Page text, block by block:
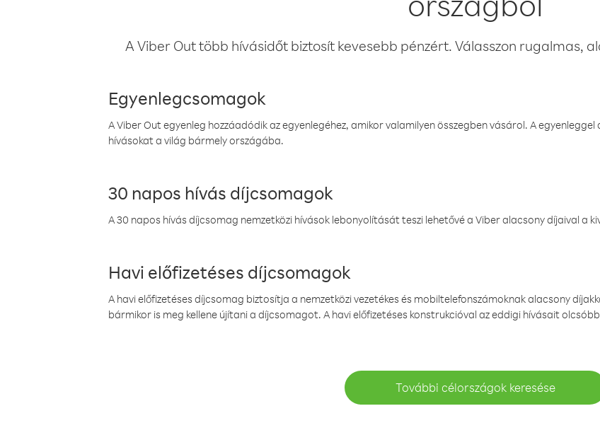
A Viber Out több hívásidőt biztosít kevesebb pénzért. Válasszon rugalmas,
Egyenlegcsomagok
A Viber Out egyenleg hozzáadódik az egyenlegéhez, amikor valamilyen összegben vásárol. A
hívásokat a világ bármely országába.
30 napos hívás díjcsomagok
A 30 napos hívás díjcsomag nemzetközi hívások lebonyolítását teszi lehetővé a Viber alacsony díjaival a
Havi előfizetéses díjcsomagok
A havi előfizetéses díjcsomag biztosítja a nemzetközi vezetékes és mobiltelefonszámoknak alacsony
bármikor is meg kellene újítani a díjcsomagot. A havi előfizetéses konstrukcióval az eddigi hívásait
További célországok keresése